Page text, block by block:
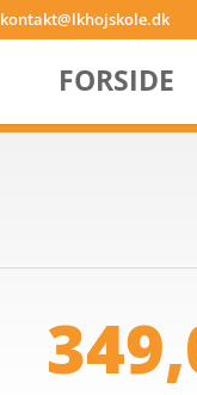
kontakt@lkhojskole.dk
FORSIDE